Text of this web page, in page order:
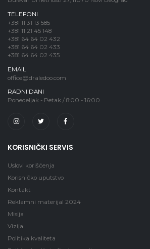
TELEFONI
+381 11 31 13 585
+381 11 21 45 148
+381 64 64 02 432
+381 64 64 02 433
+381 64 64 02 435
EMAIL
office@draledoo.com
RADNI DANI
Ponedeljak - Petak / 8:00 - 16:00
KORISNIČKI SERVIS
Uslovi korišćenja
Korisničko uputstvo
Kontakt
Reklamni materijal 2024
Misija
Vizija
Politika kvaliteta